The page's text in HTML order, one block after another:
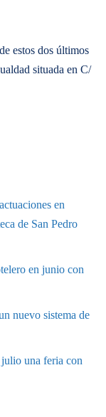
estos dos últimos
situada en C/
en
de San Pedro
en junio con
nuevo sistema de
una feria con